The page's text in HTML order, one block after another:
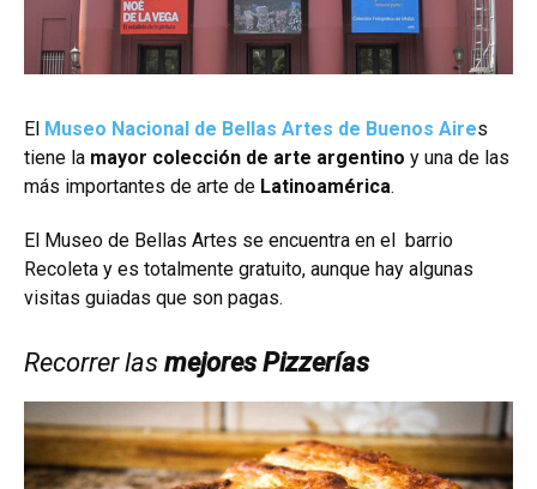
El Museo Nacional de Bellas Artes de Buenos Aires
tiene la mayor colección de arte argentino y una de las
más importantes de arte de Latinoamérica.
El Museo de Bellas Artes se encuentra en el barrio
Recoleta y es totalmente gratuito, aunque hay algunas
visitas guiadas que son pagas.
Recorrer las mejores Pizzerías